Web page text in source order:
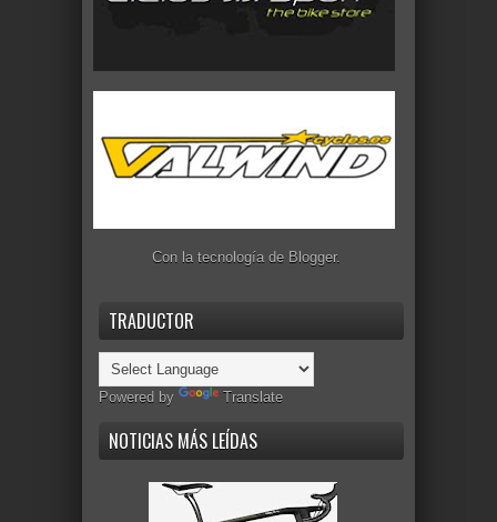
Con la tecnología de Blogger.
TRADUCTOR
Powered by Translate
NOTICIAS MÁS LEÍDAS